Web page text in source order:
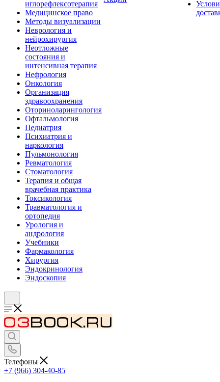
иглорефлексотерапия
Медицинское право
Методы визуализации
Неврология и
нейрохирургия
Неотложные
состояния и
интенсивная терапия
Нефрология
Онкология
Организация
здравоохранения
Оториноларингология
Офтальмология
Педиатрия
Психиатрия и
наркология
Пульмонология
Ревматология
Стоматология
Терапия и общая
врачебная практика
Токсикология
Травматология и
ортопедия
Урология и
андрология
Учебники
Фармакология
Хирургия
Эндокринология
Эндоскопия
Телефоны
+7 (966) 304-40-85